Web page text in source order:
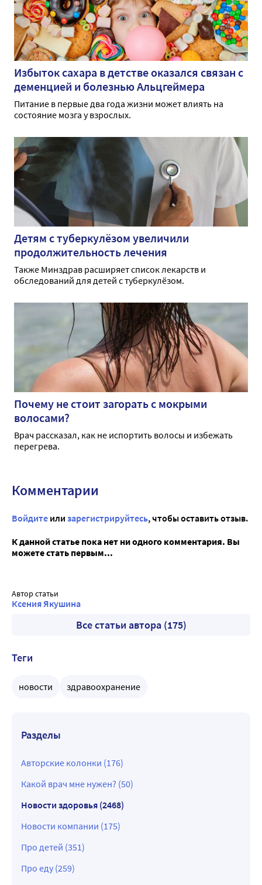
Избыток сахара в детстве оказался связан с
деменцией и болезнью Альцгеймера
Питание в первые два года жизни может влиять на
состояние мозга у взрослых.
Детям с туберкулёзом увеличили
продолжительность лечения
Также Минздрав расширяет список лекарств и
обследований для детей с туберкулёзом.
Почему не стоит загорать с мокрыми
волосами?
Врач рассказал, как не испортить волосы и избежать
перегрева.
Комментарии
Войдите или зарегистрируйтесь, чтобы оставить отзыв.
К данной статье пока нет ни одного комментария. Вы
можете стать первым...
Автор статьи
Ксения Якушина
Все статьи автора (175)
Теги
новости здравоохранение
Разделы
Авторские колонки (176)
Какой врач мне нужен? (50)
Новости здоровья (2468)
Новости компании (175)
Про детей (351)
Про еду (259)